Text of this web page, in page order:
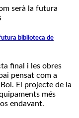
biblioteca de
final i les obres
pensat com a
El projecte de la
més
endavant.